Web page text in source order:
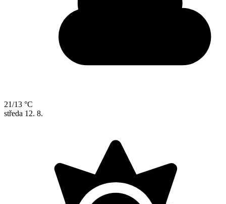
21/13 °C
středa 12. 8.